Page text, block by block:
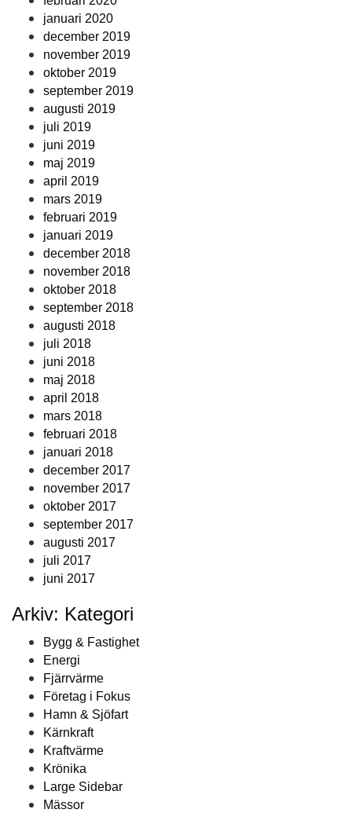
januari 2020
december 2019
november 2019
oktober 2019
september 2019
augusti 2019
juli 2019
juni 2019
maj 2019
april 2019
mars 2019
februari 2019
januari 2019
december 2018
november 2018
oktober 2018
september 2018
augusti 2018
juli 2018
juni 2018
maj 2018
april 2018
mars 2018
februari 2018
januari 2018
december 2017
november 2017
oktober 2017
september 2017
augusti 2017
juli 2017
juni 2017
Arkiv: Kategori
Bygg & Fastighet
Energi
Fjärrvärme
Företag i Fokus
Hamn & Sjöfart
Kärnkraft
Kraftvärme
Krönika
Large Sidebar
Mässor